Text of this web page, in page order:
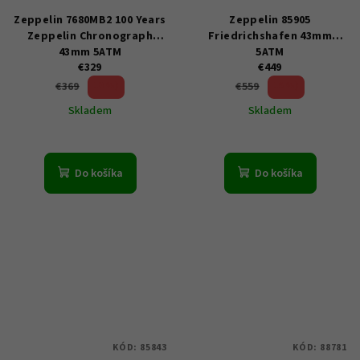
Zeppelin 7680MB2 100 Years
Zeppelin Chronograph
43mm 5ATM
€329
€369
Skladem
Do košíka
Zeppelin 85905
Friedrichshafen 43mm
5ATM
€449
€559
Skladem
Do košíka
KÓD: 85843 KÓD: 88781